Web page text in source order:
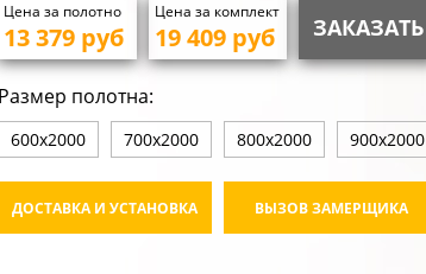
Цена за полотно
13 379 руб
Цена за комплект
19 409 руб ЗАКАЗАТЬ
Размер полотна:
600х2000 700х2000 800х2000 900х2000
ДОСТАВКА И УСТАНОВКА ВЫЗОВ ЗАМЕРЩИКА